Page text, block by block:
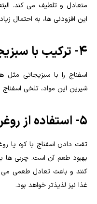
متعادل و تلطیف می کند.
این افزودنی ها، به احتمال
4- ترکیب با سبزیجات شیرین تر
اسفناج را با سبزیجاتی
شیرین این مواد، تلخی اسفناج
5- استفاده از روغن یا کره هنگام پخت
تفت دادن اسفناج با کره یا
بهبود طعم آن است. چربی ها
کنند و باعث تعادل طعمی می
غذا نیز لذیذتر خواهد بود.